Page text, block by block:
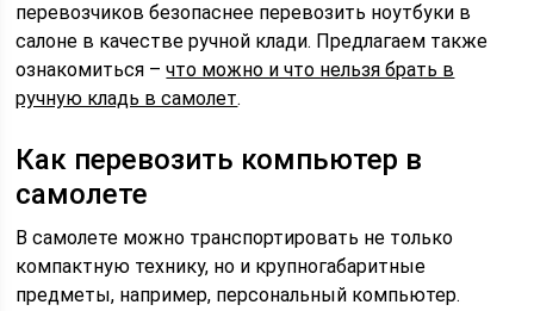
перевозчиков безопаснее перевозить ноутбуки в
салоне в качестве ручной клади. Предлагаем также
ознакомиться –что можно и что нельзя брать в
ручную кладь в самолет.
Как перевозить компьютер в
самолете
В самолете можно транспортировать не только
компактную технику, но и крупногабаритные
предметы, например, персональный компьютер.